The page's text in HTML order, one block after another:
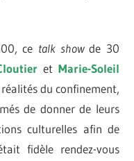
ce talk showde 30
et Marie-Soleil
du confinement,
de donner de leurs
culturelles afin de
fidèle rendez-vous